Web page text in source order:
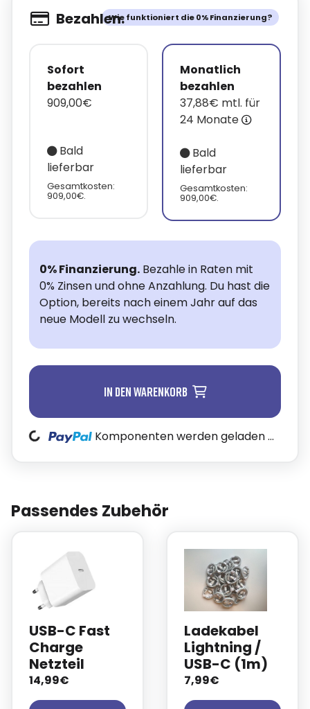
Wie funktioniert die 0% Finanzierung?
Bezahlen.
Sofort
bezahlen
909,00€
Bald
lieferbar
Gesamtkosten:
909,00€.
Monatlich
bezahlen
37,88€ mtl. für
24 Monate
Bald
lieferbar
Gesamtkosten:
909,00€.
0% Finanzierung. Bezahle in Raten mit
0% Zinsen und ohne Anzahlung. Du hast die
Option, bereits nach einem Jahr auf das
neue Modell zu wechseln.
In den Warenkorb
Loading... Komponenten werden geladen ...
Passendes Zubehör
USB-C Fast
Charge
Netzteil
14,99€
Ladekabel
Lightning /
USB-C (1m)
7,99€